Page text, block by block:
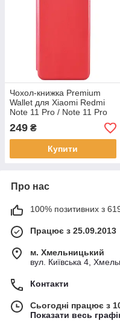
Чохол-книжка Premium
Wallet для Xiaomi Redmi
Note 11 Pro / Note 11 Pro
5G Red
249 ₴
Купити
Про нас
100% позитивних з 619
Працює з 25.09.2013
м. Хмельницький
вул. Київська 4,
Контакти
Сьогодні працює з
Показати весь